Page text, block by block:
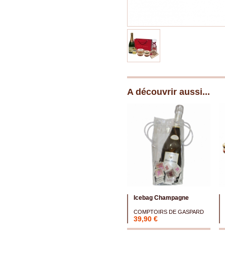
A découvrir aussi...
Icebag Champagne
COMPTOIRS DE GASPARD
39,90 €